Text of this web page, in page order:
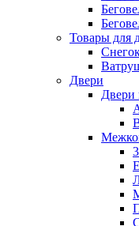
Товары для
Двери
Двери